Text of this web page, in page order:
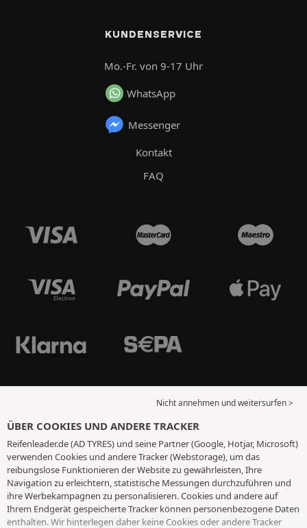
KUNDENSERVICE
Mo.-Fr. von 9-17 Uhr
WhatsApp
Messenger
Kontakt
FAQ
Nicht annehmen und weitersurfen >
ÜBER COOKIES UND ANDERE TRACKER
Reifenleader.de (AD TYRES) und seine Partner (Google, Hotjar, Microsoft)
verwenden Cookies und andere Tracker (Webstorage), um das
reibungslose Funktionieren der Website zu gewährleisten, Ihre
Navigation zu erleichtern, statistische Messungen durchzuführen und
ihre Werbekampagnen zu personalisieren. Cookies und andere auf
Ihrem Endgerät gespeicherte Tracker können personenbezogene Daten
enthalten. Wir hinterlegen daher keine Cookies oder andere Tracker